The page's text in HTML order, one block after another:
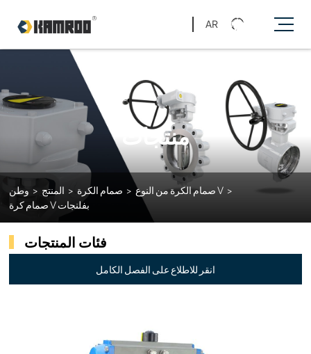
AR
منتجات
وطن > المنتج > صمام الكرة > صمام الكرة من النوع V >
صمام كرة V بفلنجات
فئات المنتجات
انقر للاطلاع على الفصل الكامل